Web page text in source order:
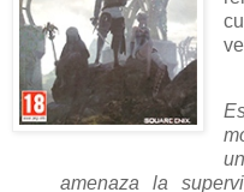
amenaza la